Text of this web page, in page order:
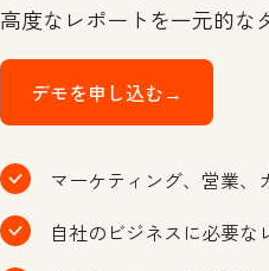
高度なレポートを一元的な
デモを申し込む→
マーケティング、営業
自社のビジネスに必要